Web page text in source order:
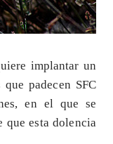
implantar un
padecen SFC
en el que se
que esta dolencia